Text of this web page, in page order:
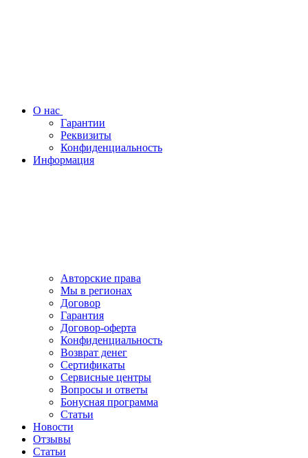
О нас
Гарантии
Реквизиты
Конфиденциальность
Информация
Авторские права
Мы в регионах
Договор
Гарантия
Договор-оферта
Конфиденциальность
Возврат денег
Сертификаты
Сервисные центры
Вопросы и ответы
Бонусная программа
Статьи
Новости
Отзывы
Статьи